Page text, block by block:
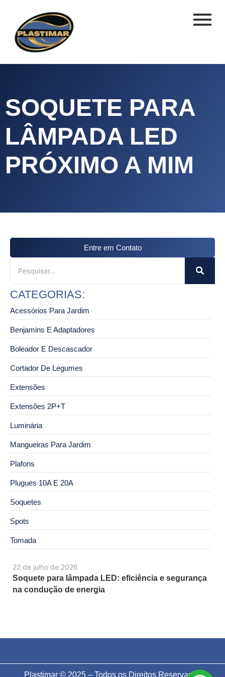
SOQUETE PARA
LÂMPADA LED
PRÓXIMO A MIM
22 de julho de 2026
Soquete para lâmpada LED: eficiência e segurança
na condução de energia
Entre em Contato
CATEGORIAS:
Acessórios Para Jardim
Benjamins E Adaptadores
Boleador E Descascador
Cortador De Legumes
Extensões
Extensões 2P+T
Luminária
Mangueiras Para Jardim
Plafons
Plugues 10A E 20A
Soquetes
Spots
Tomada
Plastimar © 2025 – Todos os Direitos Reservados